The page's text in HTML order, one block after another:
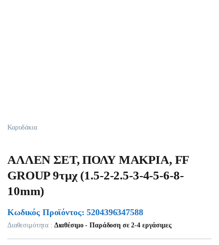
Καρυδάκια
ΑΛΛΕΝ ΣΕΤ, ΠΟΛΥ ΜΑΚΡΙΑ, FF
GROUP 9τμχ (1.5-2-2.5-3-4-5-6-8-
10mm)
Κωδικός Προϊόντος: 5204396347588
Διαθεσιμότητα : Διαθέσιμο - Παράδοση σε 2-4 εργάσιμες